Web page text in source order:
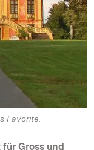
Favorite.
Gross und